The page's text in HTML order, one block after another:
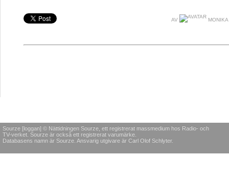
AV
Sourze [loggan] © Nättidningen Sourze, ett registrerat massmedium hos Radio- och
TV-verket. Sourze är också ett registrerat varumärke.
Databasens namn är Sourze. Ansvarig utgivare är Carl Olof Schlyter.